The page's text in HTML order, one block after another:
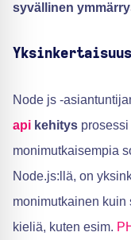
syvällinen
Yksinkertaisuus
Node js -
api kehitys
monimutkaisempia
Node.js:llä, on
monimutkainen kuin
kieliä, kuten esim.